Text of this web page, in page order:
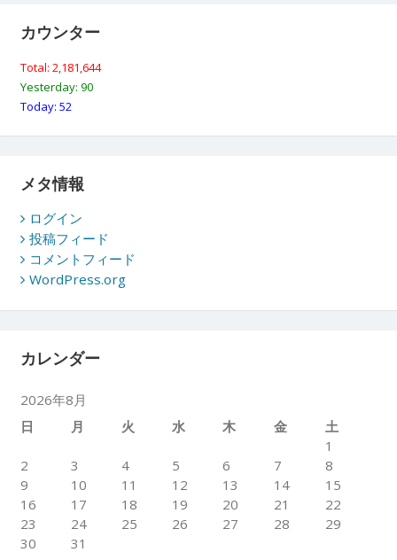
カウンター
Total: 2,181,644
Yesterday: 90
Today: 52
メタ情報
ログイン
投稿フィード
コメントフィード
WordPress.org
カレンダー
2026年8月
日
月 火 水 木 金
土
1
2
3 4 5 6 7
8
9
10 11 12 13 14
15
16
17 18 19 20 21
22
23
24 25 26 27 28
29
30
31